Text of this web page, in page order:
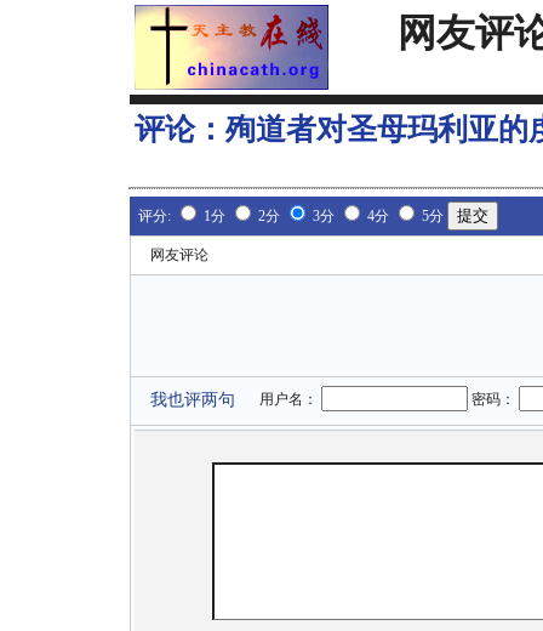
网友评
评论： 殉道者对圣母玛利亚的
评分: 1分 2分 3分 4分 5分
网友评论
我也评两句 用户名： 密码：